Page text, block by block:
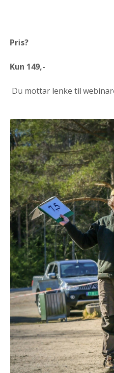
Pris?
Kun 149,-
Du mottar lenke til